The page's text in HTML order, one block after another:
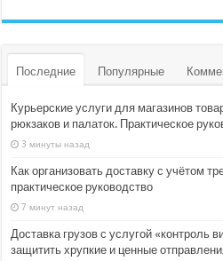
Последние Популярные
Курьерские услуги для магазинов
рюкзаков и палаток. Практическое
3 минуты назад
Как организовать доставку с учётом
практическое руководство
7 минут назад
Доставка грузов с услугой «контроль
защитить хрупкие и ценные